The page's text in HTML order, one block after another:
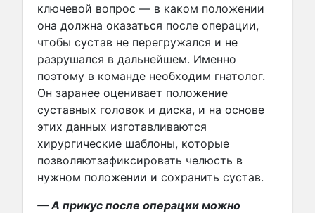
ключевой вопрос — в каком положении
она должна оказаться после операции,
чтобы сустав не перегружался и не
разрушался в дальнейшем. Именно
поэтому в команде необходим гнатолог.
Он заранее оценивает положение
суставных головок и диска, и на основе
этих данных изготавливаются
хирургические шаблоны, которые
позволяютзафиксировать челюсть в
нужном положении и сохранить сустав.
— А прикус после операции можно